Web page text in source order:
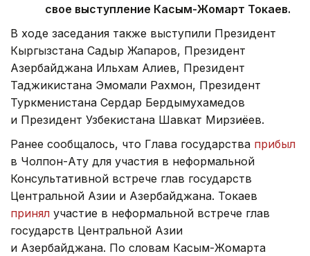
свое выступление Касым-Жомарт Токаев.
В ходе заседания также выступили Президент
Кыргызстана Садыр Жапаров, Президент
Азербайджана Ильхам Алиев, Президент
Таджикистана Эмомали Рахмон, Президент
Туркменистана Сердар Бердымухамедов
и Президент Узбекистана Шавкат Мирзиёев.
Ранее сообщалось, что Глава государства прибыл
в Чолпон-Ату для участия в неформальной
Консультативной встрече глав государств
Центральной Азии и Азербайджана. Токаев
принял участие в неформальной встрече глав
государств Центральной Азии
и Азербайджана. По словам Касым-Жомарта